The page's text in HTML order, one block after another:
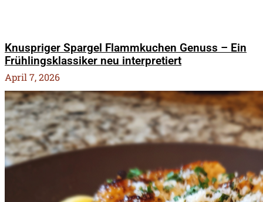
Knuspriger Spargel Flammkuchen Genuss – Ein
Frühlingsklassiker neu interpretiert
April 7, 2026